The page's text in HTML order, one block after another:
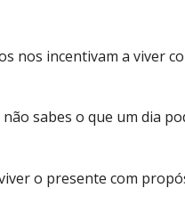
nos incentivam a viver
sabes o que um dia
o presente com